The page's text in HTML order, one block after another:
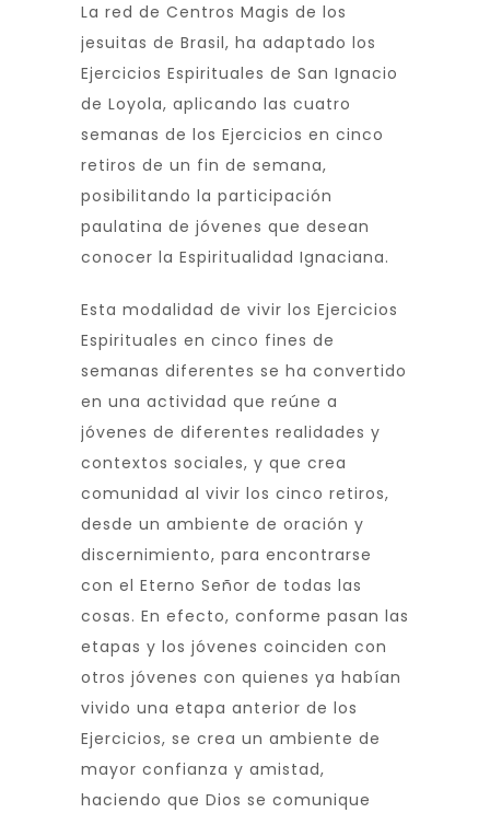
La red de Centros Magis de los
jesuitas de Brasil, ha adaptado los
Ejercicios Espirituales de San Ignacio
de Loyola, aplicando las cuatro
semanas de los Ejercicios en cinco
retiros de un fin de semana,
posibilitando la participación
paulatina de jóvenes que desean
conocer la Espiritualidad Ignaciana.
Esta modalidad de vivir los Ejercicios
Espirituales en cinco fines de
semanas diferentes se ha convertido
en una actividad que reúne a
jóvenes de diferentes realidades y
contextos sociales, y que crea
comunidad al vivir los cinco retiros,
desde un ambiente de oración y
discernimiento, para encontrarse
con el Eterno Señor de todas las
cosas. En efecto, conforme pasan las
etapas y los jóvenes coinciden con
otros jóvenes con quienes ya habían
vivido una etapa anterior de los
Ejercicios, se crea un ambiente de
mayor confianza y amistad,
haciendo que Dios se comunique